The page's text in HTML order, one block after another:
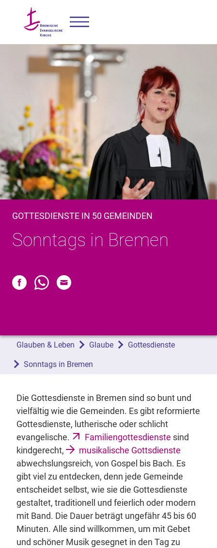
GOTTESDIENSTE IN 50 GEMEINDEN
Sonntags in Bremen
Glauben & Leben Glaube Gottesdienste
Sonntags in Bremen
Die Gottesdienste in Bremen sind so bunt und
vielfältig wie die Gemeinden. Es gibt reformierte
Gottesdienste, lutherische oder schlicht
evangelische.
Familiengottesdienste sind
kindgerecht,
musikalische Gottsdienste
abwechslungsreich, von Gospel bis Bach. Es
gibt viel zu entdecken, denn jede Gemeinde
entscheidet selbst, wie sie die Gottesdienste
gestaltet, traditionell und feierlich oder modern
mit Band. Die Dauer beträgt ungefähr 45 bis 60
Minuten. Alle sind willkommen, um mit Gebet
und schöner Musik gesegnet in den Tag zu